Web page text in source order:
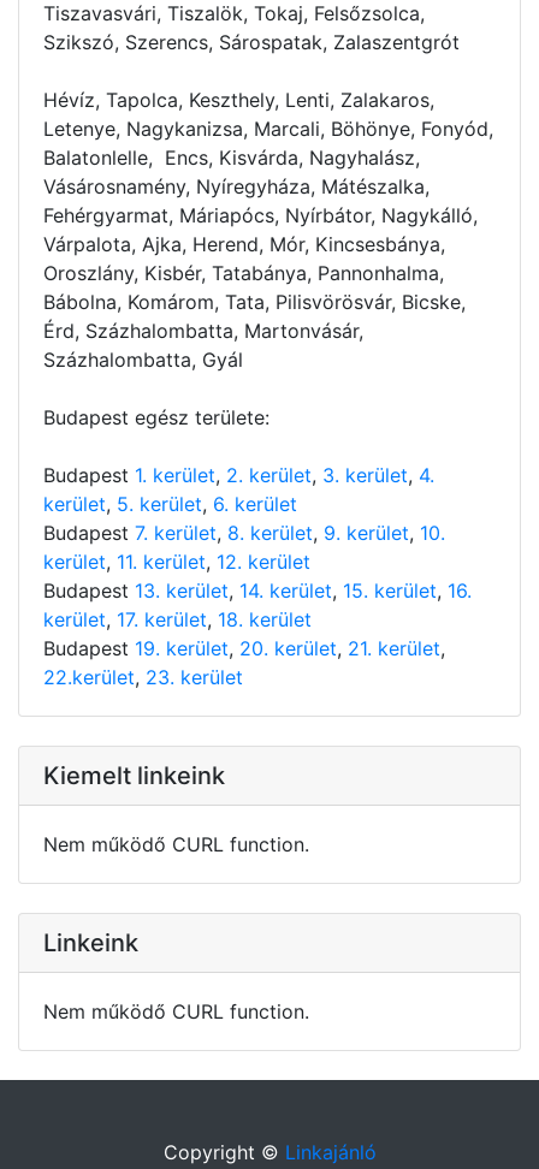
Tiszavasvári, Tiszalök, Tokaj, Felsőzsolca,
Szikszó, Szerencs, Sárospatak, Zalaszentgrót
Hévíz, Tapolca, Keszthely, Lenti, Zalakaros,
Letenye, Nagykanizsa, Marcali, Böhönye, Fonyód,
Balatonlelle, Encs, Kisvárda, Nagyhalász,
Vásárosnamény, Nyíregyháza, Mátészalka,
Fehérgyarmat, Máriapócs, Nyírbátor, Nagykálló,
Várpalota, Ajka, Herend, Mór, Kincsesbánya,
Oroszlány, Kisbér, Tatabánya, Pannonhalma,
Bábolna, Komárom, Tata, Pilisvörösvár, Bicske,
Érd, Százhalombatta, Martonvásár,
Százhalombatta, Gyál
Budapest egész területe:
Budapest 1. kerület, 2. kerület, 3. kerület, 4.
kerület, 5. kerület, 6. kerület
Budapest 7. kerület, 8. kerület, 9. kerület, 10.
kerület, 11. kerület, 12. kerület
Budapest 13. kerület, 14. kerület, 15. kerület, 16.
kerület, 17. kerület, 18. kerület
Budapest 19. kerület, 20. kerület, 21. kerület,
22.kerület, 23. kerület
Kiemelt linkeink
Nem működő CURL function.
Linkeink
Nem működő CURL function.
Copyright © Linkajánló